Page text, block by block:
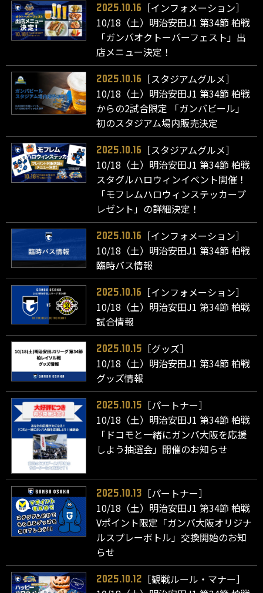
2025.10.16
［インフォメーション］
10/18（土）明治安田J1 第34節 柏戦
「ガンバオクトーバーフェスト」出
店メニュー決定！
2025.10.16
［スタジアムグルメ］
10/18（土）明治安田J1 第34節 柏戦
からの2試合限定 「ガンバビール」
初のスタジアム場内販売決定
2025.10.16
［スタジアムグルメ］
10/18（土）明治安田J1 第34節 柏戦
スタグルハロウィンイベント開催！
「モフレムハロウィンステッカープ
レゼント」の詳細決定！
2025.10.16
［インフォメーション］
10/18（土）明治安田J1 第34節 柏戦
臨時バス情報
2025.10.16
［インフォメーション］
10/18（土）明治安田J1 第34節 柏戦
試合情報
2025.10.15
［グッズ］
10/18（土）明治安田J1 第34節 柏戦
グッズ情報
2025.10.15
［パートナー］
10/18（土）明治安田J1 第34節 柏戦
「ドコモと一緒にガンバ大阪を応援
しよう抽選会」開催のお知らせ
2025.10.13
［パートナー］
10/18（土）明治安田J1 第34節 柏戦
Vポイント限定「ガンバ大阪オリジナ
ルスプレーボトル」交換開始のお知
らせ
2025.10.12
［観戦ルール・マナー］